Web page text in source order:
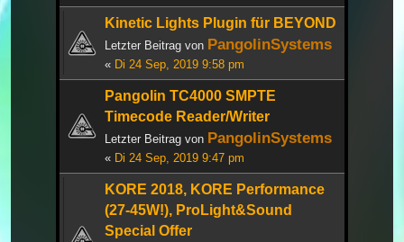
Kinetic Lights Plugin für BEYOND
Letzter Beitrag von PangolinSystems
« Di 24 Sep, 2019 9:58 pm
Pangolin TC4000 SMPTE
Timecode Reader/Writer
Letzter Beitrag von PangolinSystems
« Di 24 Sep, 2019 9:47 pm
KORE 2018, KORE Performance
(27-45W!), ProLight&Sound
Special Offer